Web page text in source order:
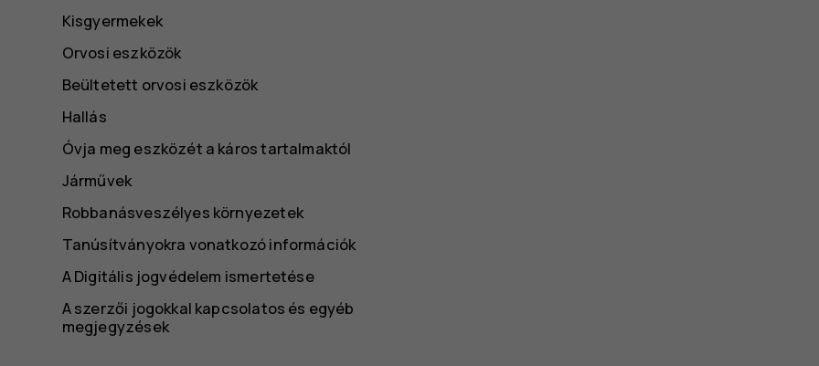
Kisgyermekek
Orvosi eszközök
Beültetett orvosi eszközök
Hallás
Óvja meg eszközét a káros tartalmaktól
Járművek
Robbanásveszélyes környezetek
Tanúsítványokra vonatkozó információk
A Digitális jogvédelem ismertetése
A szerzői jogokkal kapcsolatos és egyéb
megjegyzések